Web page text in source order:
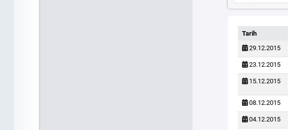
Tarih
29.12.2015
23.12.2015
15.12.2015
08.12.2015
04.12.2015